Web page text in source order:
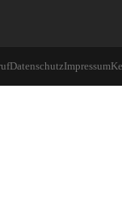
DatenschutzImpressum